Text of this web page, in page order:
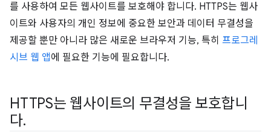
를 사용하여 모든 웹사이트를 보호해야 합니다. HTTPS는 웹사
이트와 사용자의 개인 정보에 중요한 보안과 데이터 무결성을
제공할 뿐만 아니라 많은 새로운 브라우저 기능, 특히 프로그레
시브 웹 앱에 필요한 기능에 필요합니다.
HTTPS는 웹사이트의 무결성을 보호합니
다.